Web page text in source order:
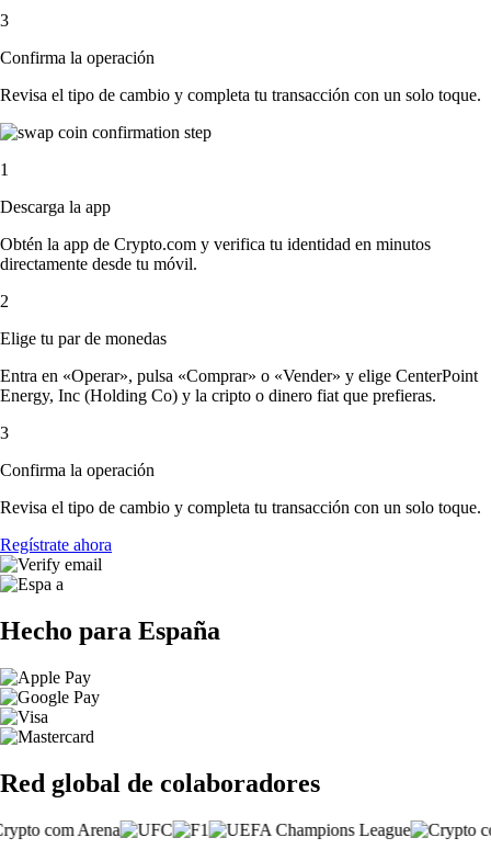
3
Confirma la operación
Revisa el tipo de cambio y completa tu transacción con un solo toque.
1
Descarga la app
Obtén la app de Crypto.com y verifica tu identidad en minutos
directamente desde tu móvil.
2
Elige tu par de monedas
Entra en «Operar», pulsa «Comprar» o «Vender» y elige CenterPoint
Energy, Inc (Holding Co) y la cripto o dinero fiat que prefieras.
3
Confirma la operación
Revisa el tipo de cambio y completa tu transacción con un solo toque.
Regístrate ahora
Hecho para España
Red global de colaboradores